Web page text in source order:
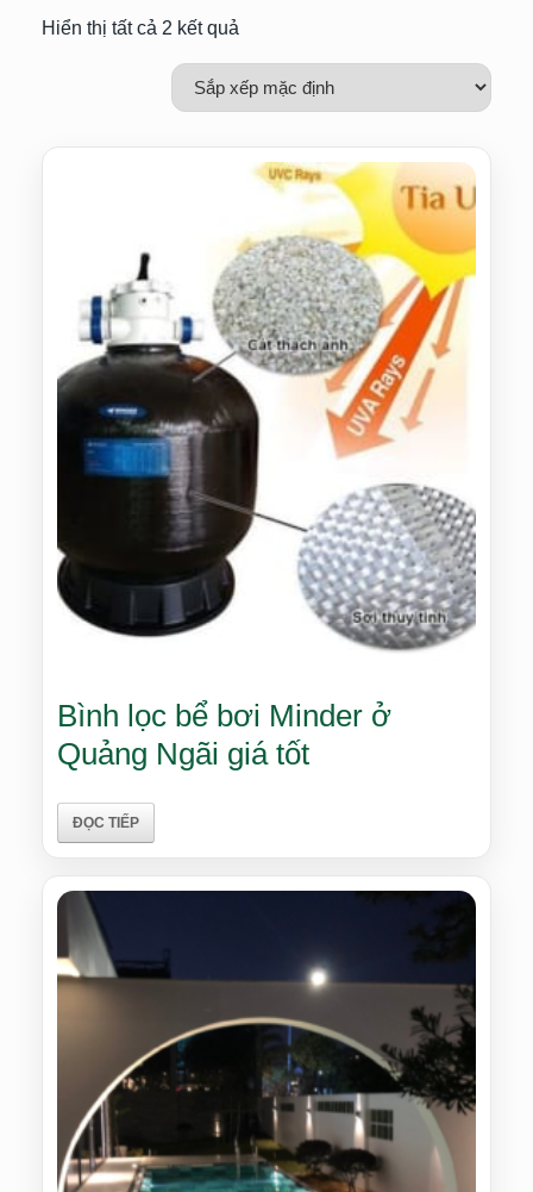
Hiển thị tất cả 2 kết quả
Bình lọc bể bơi Minder ở
Quảng Ngãi giá tốt
ĐỌC TIẾP